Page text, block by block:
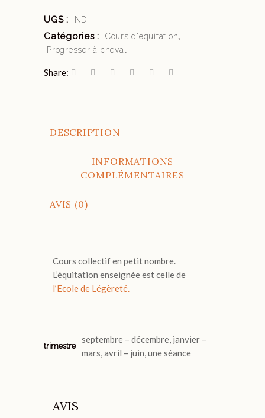
UGS : ND
Catégories : Cours d'équitation,
Progresser à cheval
Share:
DESCRIPTION
INFORMATIONS
COMPLÉMENTAIRES
AVIS (0)
Cours collectif en petit nombre.
L’équitation enseignée est celle de
l’Ecole de Légèreté.
trimestre
septembre – décembre, janvier –
mars, avril – juin, une séance
AVIS